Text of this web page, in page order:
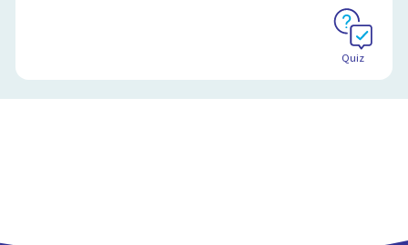
Quiz